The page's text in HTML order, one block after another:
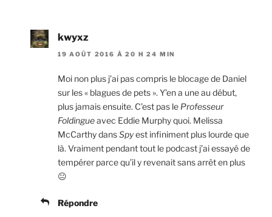
kwyxz
19 AOÛT 2016 À 20 H 24 MIN
Moi non plus j’ai pas compris le blocage de Daniel
sur les « blagues de pets ». Y’en a une au début,
plus jamais ensuite. C’est pas le Professeur
Foldingueavec Eddie Murphy quoi. Melissa
McCarthy dansSpyest infiniment plus lourde que
là. Vraiment pendant tout le podcast j’ai essayé de
tempérer parce qu’il y revenait sans arrêt en plus
😐
Répondre